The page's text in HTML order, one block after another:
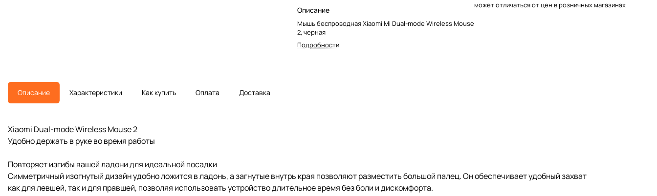
Описание
Мышь беспроводная Xiaomi Mi Dual-mode Wireless Mouse
2, черная
Подробности
может отличаться от цен в розничных магазинах
Описание Характеристики Как купить Оплата Доставка
Xiaomi Dual-mode Wireless Mouse 2
Удобно держать в руке во время работы
Повторяет изгибы вашей ладони для идеальной посадки
Симметричный изогнутый дизайн удобно ложится в ладонь, а загнутые внутрь края позволяют разместить большой палец. Он обеспечивает удобный захват
как для левшей, так и для правшей, позволяя использовать устройство длительное время без боли и дискомфорта.